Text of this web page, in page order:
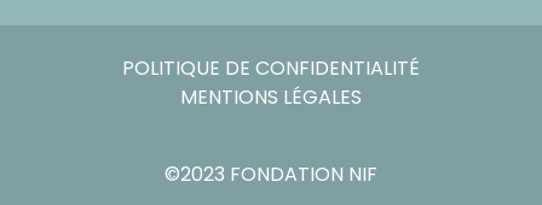
©2023 FONDATION NIF
POLITIQUE DE CONFIDENTIALITÉ
MENTIONS LÉGALES